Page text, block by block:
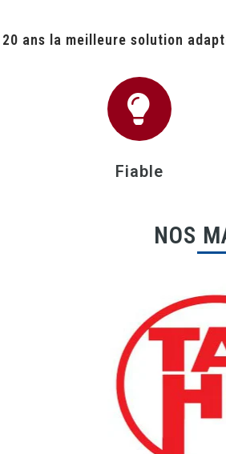
ans la meilleure solution
Fiable
NOS